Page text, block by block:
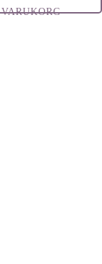
VARUKORG